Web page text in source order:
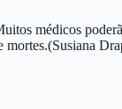
médicos
mortes.(Susiana